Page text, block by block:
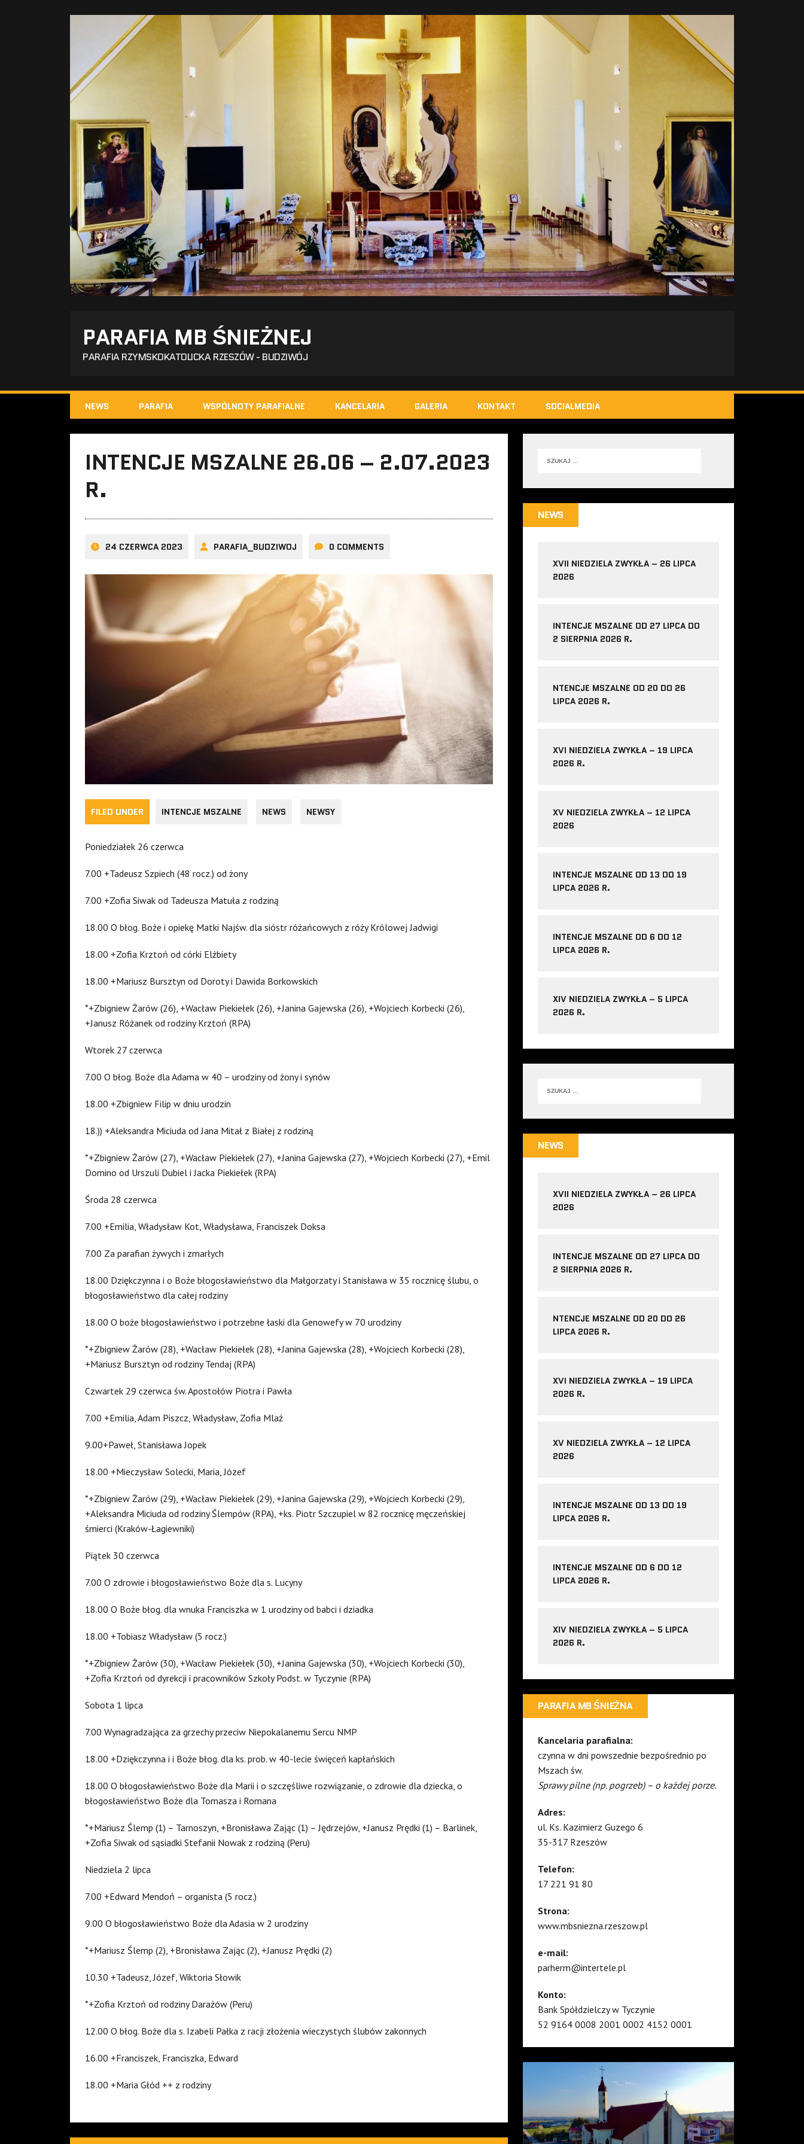
PARAFIA MB ŚNIEŻNEJ
PARAFIA RZYMSKOKATOLICKA RZESZÓW - BUDZIWÓJ
NEWS PARAFIA WSPÓLNOTY PARAFIALNE KANCELARIA GALERIA KONTAKT SOCIALMEDIA
INTENCJE MSZALNE 26.06 – 2.07.2023
R.
24 CZERWCA 2023 PARAFIA_BUDZIWOJ 0 COMMENTS
FILED UNDER INTENCJE MSZALNE NEWS NEWSY
Poniedziałek 26 czerwca
7.00 +Tadeusz Szpiech (48 rocz.) od żony
7.00 +Zofia Siwak od Tadeusza Matuła z rodziną
18.00 O błog. Boże i opiekę Matki Najśw. dla sióstr różańcowych z róży Królowej Jadwigi
18.00 +Zofia Krztoń od córki Elżbiety
18.00 +Mariusz Bursztyn od Doroty i Dawida Borkowskich
*+Zbigniew Żarów (26), +Wacław Piekiełek (26), +Janina Gajewska (26), +Wojciech Korbecki (26),
+Janusz Różanek od rodziny Krztoń (RPA)
Wtorek 27 czerwca
7.00 O błog. Boże dla Adama w 40 – urodziny od żony i synów
18.00 +Zbigniew Filip w dniu urodzin
18.)) +Aleksandra Miciuda od Jana Mitał z Białej z rodziną
*+Zbigniew Żarów (27), +Wacław Piekiełek (27), +Janina Gajewska (27), +Wojciech Korbecki (27), +Emil
Domino od Urszuli Dubiel i Jacka Piekiełek (RPA)
Środa 28 czerwca
7.00 +Emilia, Władysław Kot, Władysława, Franciszek Doksa
7.00 Za parafian żywych i zmarłych
18.00 Dziękczynna i o Boże błogosławieństwo dla Małgorzaty i Stanisława w 35 rocznicę ślubu, o
błogosławieństwo dla całej rodziny
18.00 O boże błogosławieństwo i potrzebne łaski dla Genowefy w 70 urodziny
*+Zbigniew Żarów (28), +Wacław Piekiełek (28), +Janina Gajewska (28), +Wojciech Korbecki (28),
+Mariusz Bursztyn od rodziny Tendaj (RPA)
Czwartek 29 czerwca św. Apostołów Piotra i Pawła
7.00 +Emilia, Adam Piszcz, Władysław, Zofia Mlaź
9.00+Paweł, Stanisława Jopek
18.00 +Mieczysław Solecki, Maria, Józef
*+Zbigniew Żarów (29), +Wacław Piekiełek (29), +Janina Gajewska (29), +Wojciech Korbecki (29),
+Aleksandra Miciuda od rodziny Ślempów (RPA), +ks. Piotr Szczupiel w 82 rocznicę męczeńskiej
śmierci (Kraków-Łagiewniki)
Piątek 30 czerwca
7.00 O zdrowie i błogosławieństwo Boże dla s. Lucyny
18.00 O Boże błog. dla wnuka Franciszka w 1 urodziny od babci i dziadka
18.00 +Tobiasz Władysław (5 rocz.)
*+Zbigniew Żarów (30), +Wacław Piekiełek (30), +Janina Gajewska (30), +Wojciech Korbecki (30),
+Zofia Krztoń od dyrekcji i pracowników Szkoły Podst. w Tyczynie (RPA)
Sobota 1 lipca
7.00 Wynagradzająca za grzechy przeciw Niepokalanemu Sercu NMP
18.00 +Dziękczynna i i Boże błog. dla ks. prob. w 40-lecie święceń kapłańskich
18.00 O błogosławieństwo Boże dla Marii i o szczęśliwe rozwiązanie, o zdrowie dla dziecka, o
błogosławieństwo Boże dla Tomasza i Romana
*+Mariusz Ślemp (1) – Tarnoszyn, +Bronisława Zając (1) – Jędrzejów, +Janusz Prędki (1) – Barlinek,
+Zofia Siwak od sąsiadki Stefanii Nowak z rodziną (Peru)
Niedziela 2 lipca
7.00 +Edward Mendoń – organista (5 rocz.)
9.00 O błogosławieństwo Boże dla Adasia w 2 urodziny
*+Mariusz Ślemp (2), +Bronisława Zając (2), +Janusz Prędki (2)
10.30 +Tadeusz, Józef, Wiktoria Słowik
*+Zofia Krztoń od rodziny Darażów (Peru)
12.00 O błog. Boże dla s. Izabeli Pałka z racji złożenia wieczystych ślubów zakonnych
16.00 +Franciszek, Franciszka, Edward
18.00 +Maria Głód ++ z rodziny
NEWS
XVII NIEDZIELA ZWYKŁA – 26 LIPCA
2026
INTENCJE MSZALNE OD 27 LIPCA DO
2 SIERPNIA 2026 R.
NTENCJE MSZALNE OD 20 DO 26
LIPCA 2026 R.
XVI NIEDZIELA ZWYKŁA – 19 LIPCA
2026 R.
XV NIEDZIELA ZWYKŁA – 12 LIPCA
2026
INTENCJE MSZALNE OD 13 DO 19
LIPCA 2026 R.
INTENCJE MSZALNE OD 6 DO 12
LIPCA 2026 R.
XIV NIEDZIELA ZWYKŁA – 5 LIPCA
2026 R.
NEWS
XVII NIEDZIELA ZWYKŁA – 26 LIPCA
2026
INTENCJE MSZALNE OD 27 LIPCA DO
2 SIERPNIA 2026 R.
NTENCJE MSZALNE OD 20 DO 26
LIPCA 2026 R.
XVI NIEDZIELA ZWYKŁA – 19 LIPCA
2026 R.
XV NIEDZIELA ZWYKŁA – 12 LIPCA
2026
INTENCJE MSZALNE OD 13 DO 19
LIPCA 2026 R.
INTENCJE MSZALNE OD 6 DO 12
LIPCA 2026 R.
XIV NIEDZIELA ZWYKŁA – 5 LIPCA
2026 R.
PARAFIA MB ŚNIEŻNA
Kancelaria parafialna:
czynna w dni powszednie bezpośrednio po
Mszach św.
Sprawy pilne (np. pogrzeb) – o każdej porze.
Adres:
ul. Ks. Kazimierz Guzego 6
35-317 Rzeszów
Telefon:
17 221 91 80
Strona:
www.mbsniezna.rzeszow.pl
e-mail:
parherm@intertele.pl
Konto:
Bank Spółdzielczy w Tyczynie
52 9164 0008 2001 0002 4152 0001